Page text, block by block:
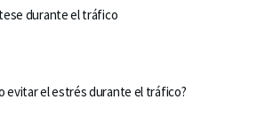
durante el tráfico
evitar el estrés durante el tráfico?